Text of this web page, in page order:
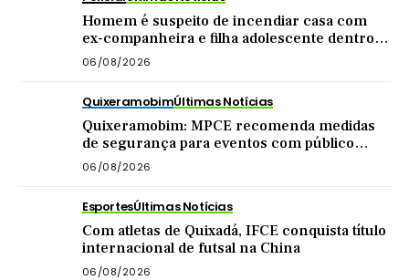
Homem é suspeito de incendiar casa com
ex-companheira e filha adolescente dentro
do imóvel
06/08/2026
QuixeramobimÚltimas Notícias
Quixeramobim: MPCE recomenda medidas
de segurança para eventos com público
acima de mil pessoas
06/08/2026
EsportesÚltimas Notícias
Com atletas de Quixadá, IFCE conquista título
internacional de futsal na China
06/08/2026